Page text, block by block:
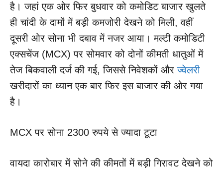
है। जहां एक ओर फिर बुधवार को कमोडिट बाजार खुलते
ही चांदी के दामों में बड़ी कमजोरी देखने को मिली, वहीं
दूसरी ओर सोना भी दबाव में नजर आया। मल्टी कमोडिटी
एक्सचेंज (MCX) पर सोमवार को दोनों कीमती धातुओं में
तेज बिकवाली दर्ज की गई, जिससे निवेशकों औरज्वेलरी
खरीदारों का ध्यान एक बार फिर इस बाजार की ओर गया
है।
MCX पर सोना 2300 रुपये से ज्यादा टूटा
वायदा कारोबार में सोने की कीमतों में बड़ी गिरावट देखने को